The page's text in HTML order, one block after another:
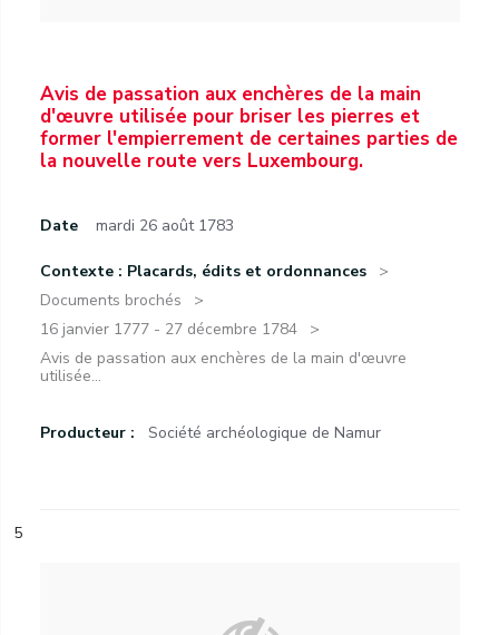
Avis de passation aux enchères de la main
d'œuvre utilisée pour briser les pierres et
former l'empierrement de certaines parties de
la nouvelle route vers Luxembourg.
Date mardi 26 août 1783
Contexte : Placards, édits et ordonnances
Documents brochés
16 janvier 1777 - 27 décembre 1784
Avis de passation aux enchères de la main d'œuvre
utilisée...
Producteur : Société archéologique de Namur
5